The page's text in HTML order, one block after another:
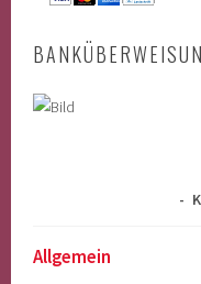
Allgemein